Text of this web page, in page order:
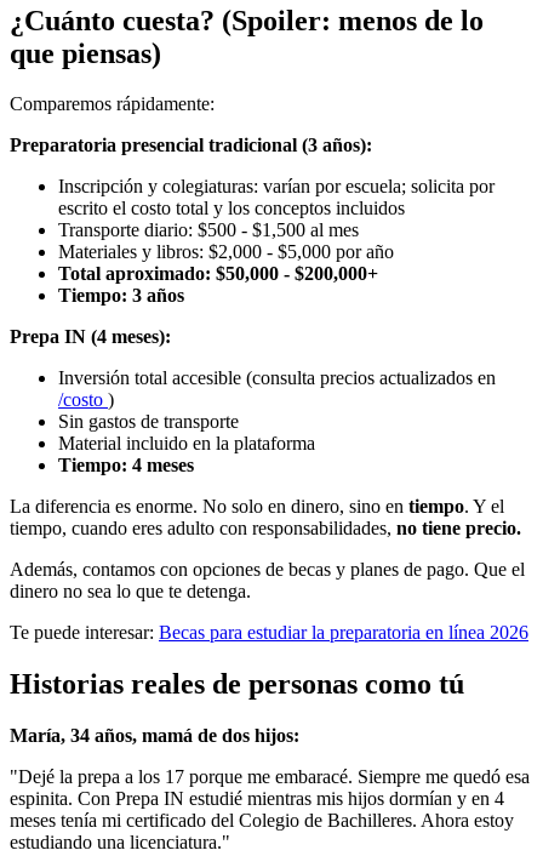
¿Cuánto cuesta? (Spoiler: menos de lo
que piensas)
Comparemos rápidamente:
Preparatoria presencial tradicional (3 años):
Inscripción y colegiaturas: varían por escuela; solicita por
escrito el costo total y los conceptos incluidos
Transporte diario: $500 - $1,500 al mes
Materiales y libros: $2,000 - $5,000 por año
Total aproximado: $50,000 - $200,000+
Tiempo: 3 años
Prepa IN (4 meses):
Inversión total accesible (consulta precios actualizados en
/costo )
Sin gastos de transporte
Material incluido en la plataforma
Tiempo: 4 meses
La diferencia es enorme. No solo en dinero, sino en tiempo. Y el
tiempo, cuando eres adulto con responsabilidades, no tiene precio.
Además, contamos con opciones de becas y planes de pago. Que el
dinero no sea lo que te detenga.
Te puede interesar: Becas para estudiar la preparatoria en línea 2026
Historias reales de personas como tú
María, 34 años, mamá de dos hijos:
"Dejé la prepa a los 17 porque me embaracé. Siempre me quedó esa
espinita. Con Prepa IN estudié mientras mis hijos dormían y en 4
meses tenía mi certificado del Colegio de Bachilleres. Ahora estoy
estudiando una licenciatura."